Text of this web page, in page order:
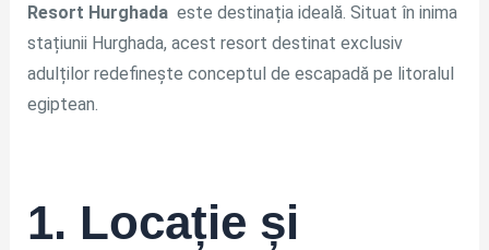
Resort Hurghada este destinația ideală. Situat în inima
stațiunii Hurghada, acest resort destinat exclusiv
adulților redefinește conceptul de escapadă pe litoralul
egiptean.
1. Locație și